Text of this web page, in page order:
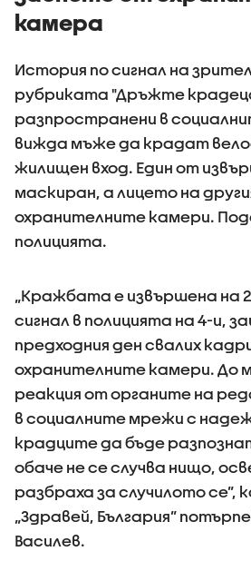
камера
История по сигнал на
рубриката "Дръжте
разпространени в
вижда мъже да крадат
жилищен вход. Един от
маскиран, а лицето на
охранителните камери.
полицията.
„Кражбата е извършена на
сигнал в полицията на 4-и,
предходния ден свалих
охранителните камери. До
реакция от органите на
в социалните мрежи с
крадците да бъде
обаче не се случва нищо,
разбраха за случилото се”,
„Здравей, България”
Василев.